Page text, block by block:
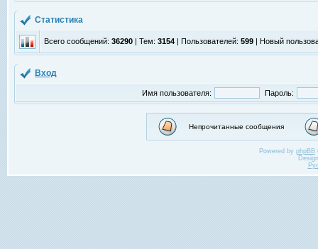
Статистика
Всего сообщений: 36290 | Тем: 3154 | Пользователей: 599 | Новый
Вход
Имя пользователя: Пароль:
Непрочитанные сообщения
Powered by phpBB